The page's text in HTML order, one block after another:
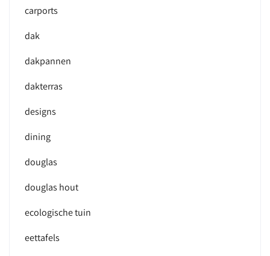
carports
dak
dakpannen
dakterras
designs
dining
douglas
douglas hout
ecologische tuin
eettafels